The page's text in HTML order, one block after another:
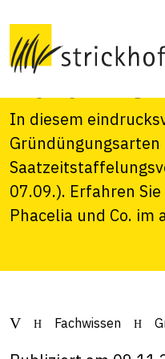
zu
In diesem
07.09.). Erfahren
Phacelia und Co.
Fachwissen